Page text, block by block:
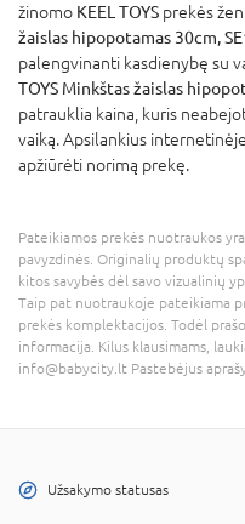
žinomo KEEL TOYS prekės
žaislas hipopotamas 30cm,
palengvinanti kasdienybę su
TOYS Minkštas žaislas
patrauklia kaina, kuris
vaiką. Apsilankius
apžiūrėti norimą prekę.
Pateikiamos prekės nuotraukos
pavyzdinės. Originalių produktų
kitos savybės dėl savo vizualinių
Taip pat nuotraukoje pateikiama
prekės komplektacijos. Todėl
informacija. Kilus klausimams,
info@babycity.lt Pastebėjus
Užsakymo statusas